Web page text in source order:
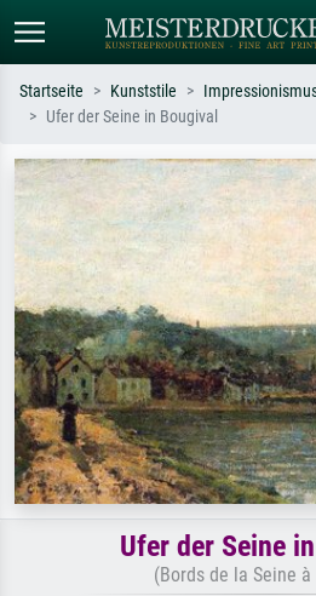
Suchen Sie nach Künstlern, Werktiteln
oder Stilen – z.B. Monet,
Sternennacht, Impressionismus, Welle
Hokusai, Akt.
Startseite Kunststile
Ufer der Seine in Bougival
Ufer der Seine
(Bords de la Seine